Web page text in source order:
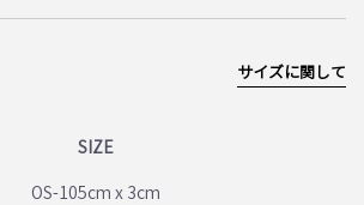
SIZE
OS-105cm x 3cm
サイズに関して